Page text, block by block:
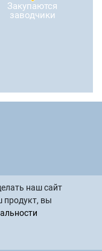
Закупаются
заводчики
наш сайт
продукт, вы